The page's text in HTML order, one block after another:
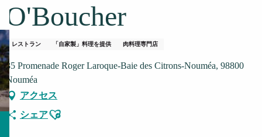
O'Boucher
レストラン 「自家製」料理を提供 肉料理専門店
35 Promenade Roger Laroque-Baie des Citrons-Nouméa, 98800
Nouméa
アクセス
シェアAjouter aux favoris